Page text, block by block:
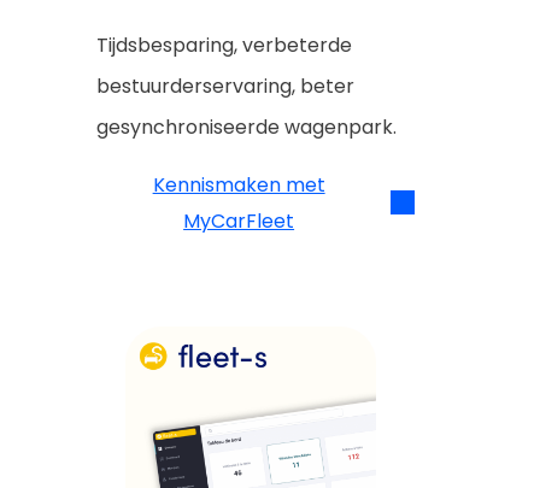
Tijdsbesparing, verbeterde
bestuurderservaring, beter
gesynchroniseerde wagenpark.
Kennismaken met
MyCarFleet